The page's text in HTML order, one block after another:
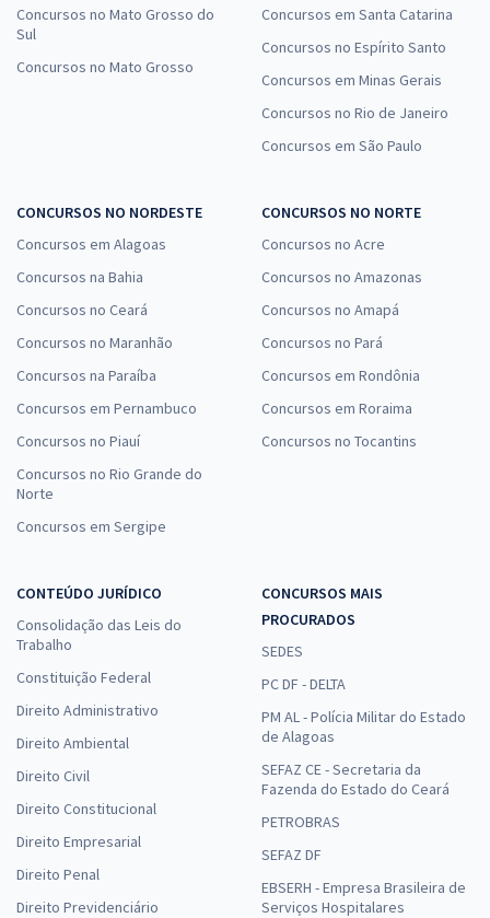
Concursos no Mato Grosso do
Sul
Concursos no Mato Grosso
Concursos em Santa Catarina
Concursos no Espírito Santo
Concursos em Minas Gerais
Concursos no Rio de Janeiro
Concursos em São Paulo
CONCURSOS NO NORDESTE
Concursos em Alagoas
Concursos na Bahia
Concursos no Ceará
Concursos no Maranhão
Concursos na Paraíba
Concursos em Pernambuco
Concursos no Piauí
Concursos no Rio Grande do
Norte
Concursos em Sergipe
CONCURSOS NO NORTE
Concursos no Acre
Concursos no Amazonas
Concursos no Amapá
Concursos no Pará
Concursos em Rondônia
Concursos em Roraima
Concursos no Tocantins
CONTEÚDO JURÍDICO
Consolidação das Leis do
Trabalho
Constituição Federal
Direito Administrativo
Direito Ambiental
Direito Civil
Direito Constitucional
Direito Empresarial
Direito Penal
Direito Previdenciário
CONCURSOS MAIS
PROCURADOS
SEDES
PC DF - DELTA
PM AL - Polícia Militar do Estado
de Alagoas
SEFAZ CE - Secretaria da
Fazenda do Estado do Ceará
PETROBRAS
SEFAZ DF
EBSERH - Empresa Brasileira de
Serviços Hospitalares